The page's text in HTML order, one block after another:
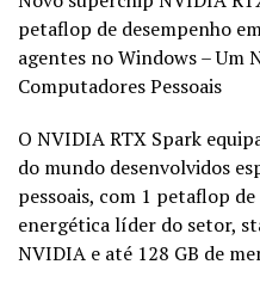
petaflop de desempenho
agentes no Windows – Um
Computadores Pessoais
O NVIDIA RTX Spark
do mundo desenvolvidos
pessoais, com 1 petaflop
energética líder do setor,
NVIDIA e até 128 GB de